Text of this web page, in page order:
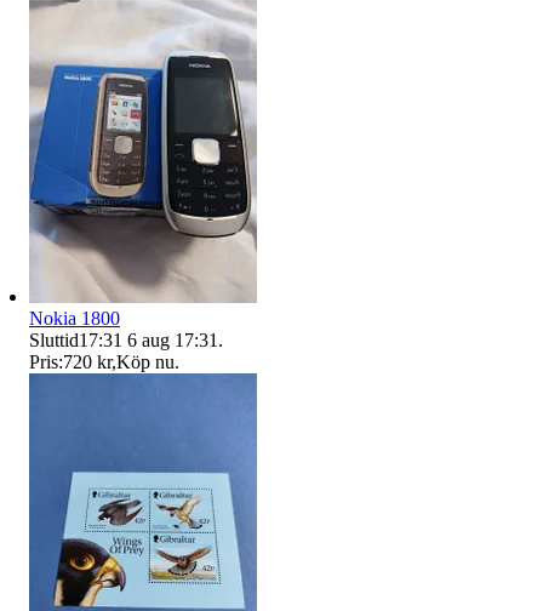
Nokia 1800
Sluttid17:31 6 aug 17:31 .
Pris:720 kr,Köp nu.